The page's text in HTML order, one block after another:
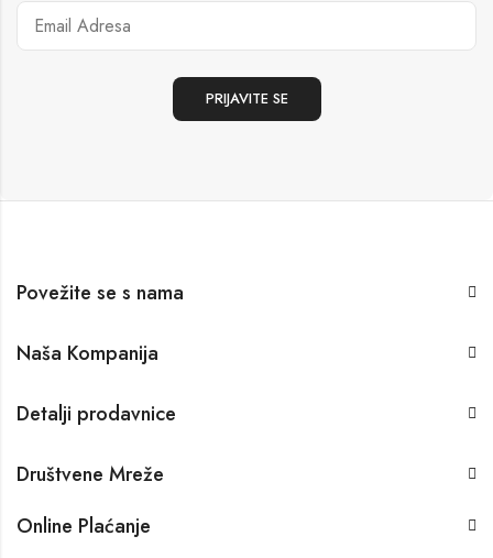
Povežite se s nama
Naša Kompanija
Detalji prodavnice
Društvene Mreže
Online Plaćanje